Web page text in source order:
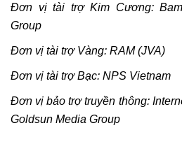
Đơn vị tài trợ Kim Cương:
Group
Đơn vị tài trợ Vàng: RAM (JVA)
Đơn vị tài trợ Bạc: NPS Vietnam
Đơn vị bảo trợ truyền thông:
Goldsun Media Group